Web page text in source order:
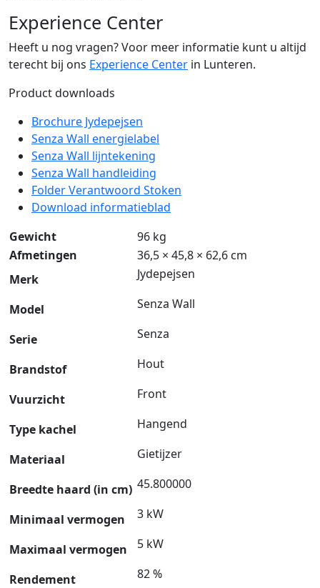
Experience Center
Heeft u nog vragen? Voor meer informatie kunt u altijd
terecht bij ons Experience Center in Lunteren.
Product downloads
Brochure Jydepejsen
Senza Wall energielabel
Senza Wall lijntekening
Senza Wall handleiding
Folder Verantwoord Stoken
Download informatieblad
Gewicht
96 kg
Afmetingen
36,5 × 45,8 × 62,6 cm
Merk
Jydepejsen
Model Senza Wall
Serie Senza
Brandstof Hout
Vuurzicht Front
Type kachel Hangend
Materiaal Gietijzer
Breedte haard (in cm) 45.800000
Minimaal vermogen 3 kW
Maximaal vermogen 5 kW
Rendement 82 %